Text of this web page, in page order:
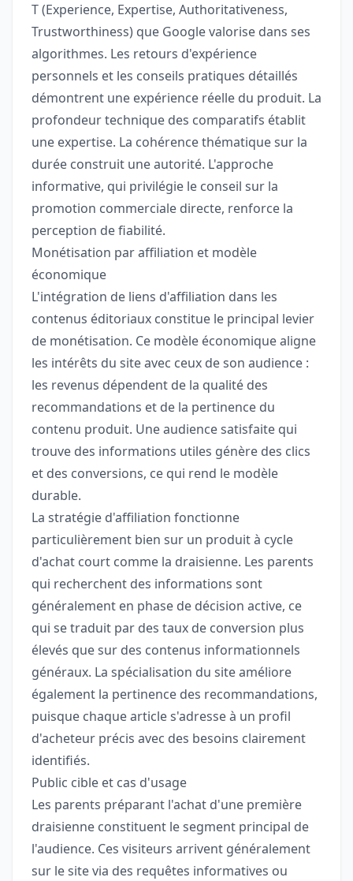
T (Experience, Expertise, Authoritativeness,
Trustworthiness) que Google valorise dans ses
algorithmes. Les retours d'expérience
personnels et les conseils pratiques détaillés
démontrent une expérience réelle du produit. La
profondeur technique des comparatifs établit
une expertise. La cohérence thématique sur la
durée construit une autorité. L'approche
informative, qui privilégie le conseil sur la
promotion commerciale directe, renforce la
perception de fiabilité.
Monétisation par affiliation et modèle
économique
L'intégration de liens d'affiliation dans les
contenus éditoriaux constitue le principal levier
de monétisation. Ce modèle économique aligne
les intérêts du site avec ceux de son audience :
les revenus dépendent de la qualité des
recommandations et de la pertinence du
contenu produit. Une audience satisfaite qui
trouve des informations utiles génère des clics
et des conversions, ce qui rend le modèle
durable.
La stratégie d'affiliation fonctionne
particulièrement bien sur un produit à cycle
d'achat court comme la draisienne. Les parents
qui recherchent des informations sont
généralement en phase de décision active, ce
qui se traduit par des taux de conversion plus
élevés que sur des contenus informationnels
généraux. La spécialisation du site améliore
également la pertinence des recommandations,
puisque chaque article s'adresse à un profil
d'acheteur précis avec des besoins clairement
identifiés.
Public cible et cas d'usage
Les parents préparant l'achat d'une première
draisienne constituent le segment principal de
l'audience. Ces visiteurs arrivent généralement
sur le site via des requêtes informatives ou